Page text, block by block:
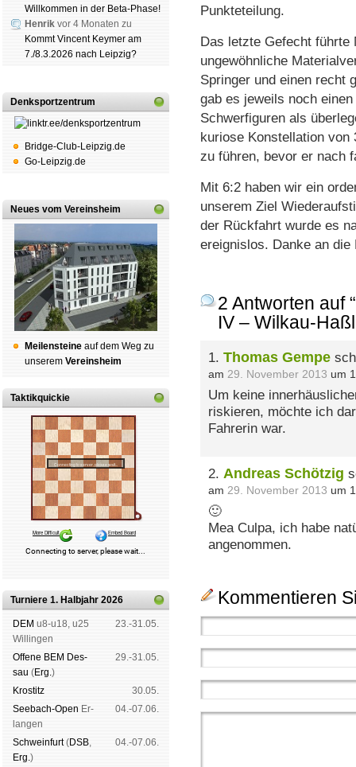
Willkommen in der Beta-Phase!
Henrik vor 4 Monaten zu
Kommt Vincent Keymer am
7./8.3.2026 nach Leipzig?
Denksportzentrum
Bridge-Club-Leipzig.de
Go-Leipzig.de
Neues vom Vereinsheim
Mei­len­stei­ne auf dem Weg zu
un­se­rem Ver­eins­heim
Taktikquickie
Turniere 1. Halbjahr 2026
DEM u8-u18, u25
Wil­lin­gen
23.-31.05.
Offene BEM Des­
sau (Erg.)
29.-31.05.
Kros­titz
30.05.
See­bach-Open Er­
lan­gen
04.-07.06.
Schwein­furt(DSB,
Erg.)
04.-07.06.
Punkteteilung.
Das letzte Gefecht führte
ungewöhnliche
Springer und einen recht
gab es jeweils noch
Schwerfiguren als
kuriose Konstellation von
zu führen, bevor er nach
Mit 6:2 haben wir ein
unserem Ziel
der Rückfahrt wurde es
ereignislos. Danke an
2 Antworten auf
IV – Wilkau-
1. Thomas Gempe
am 29. November 2013 um
Um keine
riskieren, möchte ich
Fahrerin war.
2. Andreas Schötzig
am 29. November 2013 um
🙂
Mea Culpa, ich habe
angenommen.
Kommentieren